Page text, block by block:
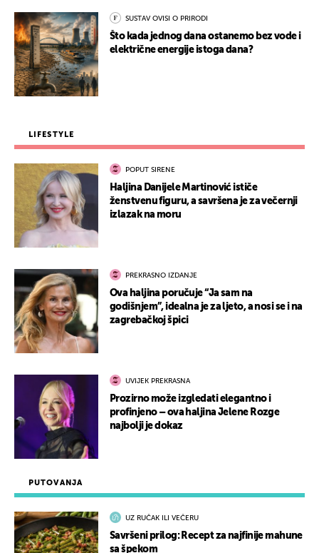
PUTOVANJA
UZ RUČAK ILI VEČERU
Savršeni prilog: Recept za najfinije mahune
sa špekom
SUSTAV OVISI O PRIRODI
Što kada jednog dana ostanemo bez vode i
električne energije istoga dana?
LIFESTYLE
POPUT SIRENE
Haljina Danijele Martinović ističe
ženstvenu figuru, a savršena je za večernji
izlazak na moru
PREKRASNO IZDANJE
Ova haljina poručuje “Ja sam na
godišnjem”, idealna je za ljeto, a nosi se i na
zagrebačkoj špici
UVIJEK PREKRASNA
Prozirno može izgledati elegantno i
profinjeno – ova haljina Jelene Rozge
najbolji je dokaz